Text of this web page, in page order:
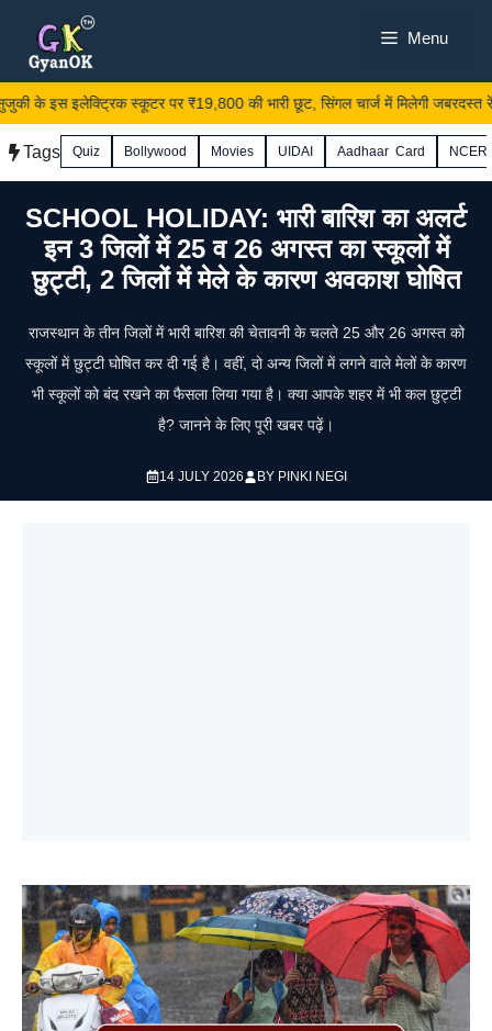
content
Menu
के इस इलेक्ट्रिक स्कूटर पर ₹19,800 की भारी छूट, सिंगल चार्ज में मिलेगी जबरदस्त रेंज
Tags Quiz Bollywood Movies UIDAI Aadhaar Card
SCHOOL HOLIDAY: भारी बारिश का अलर्ट
इन 3 जिलों में 25 व 26 अगस्त का स्कूलों में
छुट्टी, 2 जिलों में मेले के कारण अवकाश घोषित
राजस्थान के तीन जिलों में भारी बारिश की चेतावनी के चलते 25 और 26 अगस्त को
स्कूलों में छुट्टी घोषित कर दी गई है। वहीं, दो अन्य जिलों में लगने वाले मेलों के कारण
भी स्कूलों को बंद रखने का फैसला लिया गया है। क्या आपके शहर में भी कल छुट्टी
है? जानने के लिए पूरी खबर पढ़ें।
14 JULY 2026 BY PINKI NEGI